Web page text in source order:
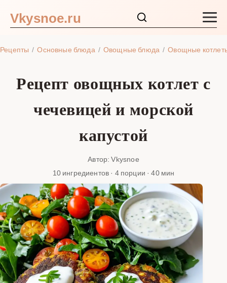
Vkysnoe.ru
Рецепты Основные блюда Овощные блюда Овощные
Рецепт овощных котлет с
чечевицей и морской
капустой
Автор: Vkysnoe
10 ингредиентов · 4 порции · 40 мин